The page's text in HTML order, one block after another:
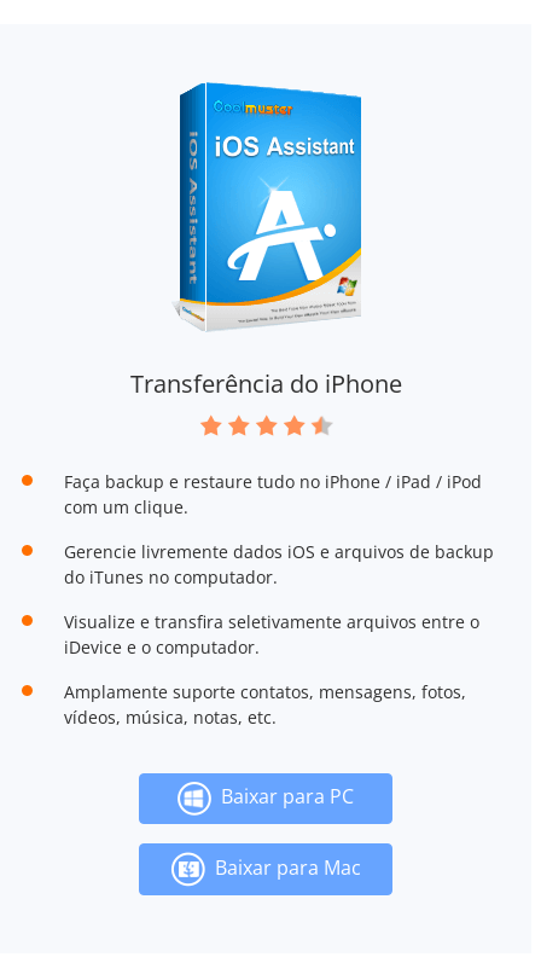
Transferência do iPhone
Faça backup e restaure tudo no iPhone / iPad / iPod
com um clique.
Gerencie livremente dados iOS e arquivos de backup
do iTunes no computador.
Visualize e transfira seletivamente arquivos entre o
iDevice e o computador.
Amplamente suporte contatos, mensagens, fotos,
vídeos, música, notas, etc.
Baixar para PC
Baixar para Mac